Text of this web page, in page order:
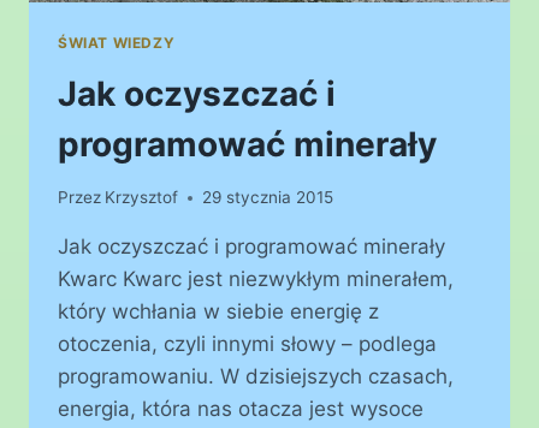
ŚWIAT WIEDZY
Jak oczyszczać i
programować minerały
Przez Krzysztof 29 stycznia 2015
Jak oczyszczać i programować minerały
Kwarc Kwarc jest niezwykłym minerałem,
który wchłania w siebie energię z
otoczenia, czyli innymi słowy – podlega
programowaniu. W dzisiejszych czasach,
energia, która nas otacza jest wysoce